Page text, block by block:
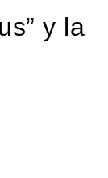
y la